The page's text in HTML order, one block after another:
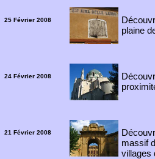
25 Février 2008
plaine
24 Février 2008
21 Février 2008
massif
villages